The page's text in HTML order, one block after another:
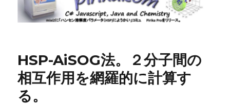
HSP-AiSOG法。２分子間の
相互作用を網羅的に計算す
る。